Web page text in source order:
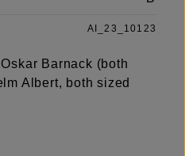
AI_23_10123
Barnack (both
Albert, both sized